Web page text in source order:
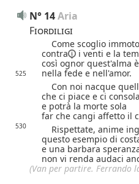
N° 14Aria
Fiordiligi
Come scoglio
contra
i venti e la
così ognor quest'alma
525
nella fede e nell'amor.
Con noi nacque
che ci piace e ci
e potrà la morte sola
far che cangi affetto il
530
Rispettate, anime
questo esempio di
e una barbara
non vi renda audaci
(Van per partire. Ferrando